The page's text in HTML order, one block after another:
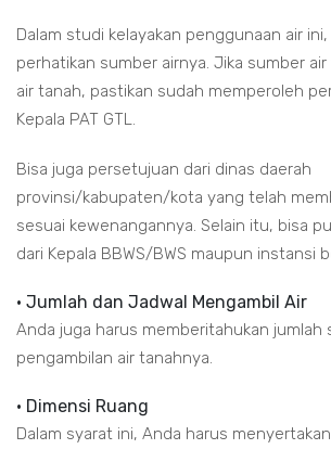
Dalam studi kelayakan penggunaan air
perhatikan sumber airnya. Jika sumber
air tanah, pastikan sudah memperoleh
Kepala PAT GTL.
Bisa juga persetujuan dari dinas daerah
provinsi/kabupaten/kota yang telah
sesuai kewenangannya. Selain itu, bisa
dari Kepala BBWS/BWS maupun instansi
• Jumlah dan Jadwal Mengambil Air
Anda juga harus memberitahukan jumlah
pengambilan air tanahnya.
• Dimensi Ruang
Dalam syarat ini, Anda harus